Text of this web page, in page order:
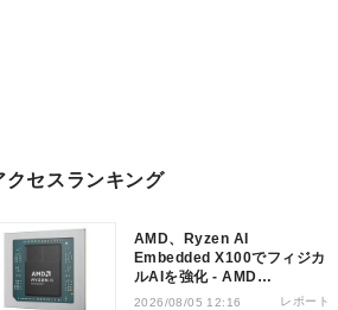
クセスランキング
AMD、Ryzen AI
Embedded X100でフィジカ
ルAIを強化 - AMD
Advancing AI 2026
2026/08/05 12:16 レポート